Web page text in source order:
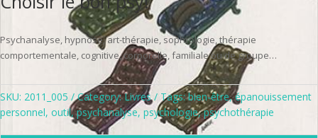
Psychanalyse, hypnose, art-thérapie, sophrologie, thérapie
comportementale, cognitive, corporelle, familiale ou de groupe…
SKU: 2011_005 Category:Livres Tags:bien-être,épanouissement
personnel, outil,psychanalyse, psychologie,psychothérapie